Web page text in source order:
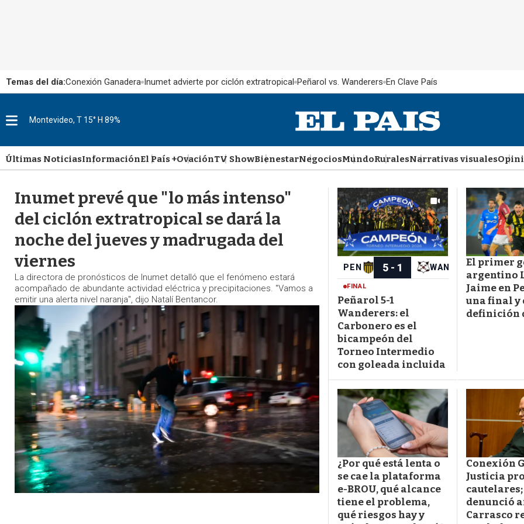
Temas del día:Conexión Ganadera Inumet advierte por ciclón extratropical Peñarol vs. Wanderers En Clave País
M
u
Montevideo, T 15° H 89%
Últimas NoticiasInformaciónEl País +OvaciónTV ShowBienestarNegociosMundoRuralesNarrativas visuales
Inumet prevé que "lo más intenso"
del ciclón extratropical se dará la
noche del jueves y madrugada del
viernes
La directora de pronósticos de Inumet detalló que el fenómeno estará
acompañado de abundante actividad eléctrica y precipitaciones. "Vamos a
emitir una alerta nivel naranja", dijo Natalí Bentancor.
Peñarol 5-1
Wanderers: el
Carbonero es el
bicampeón del
Torneo Intermedio
con goleada incluida
El primer
argentino
Jaime en
una final y
definición
¿Por qué está lenta o
se cae la plataforma
e-BROU, qué alcance
tiene el problema,
qué riesgos hay y
Conexión
Justicia
denunció
Carrasco